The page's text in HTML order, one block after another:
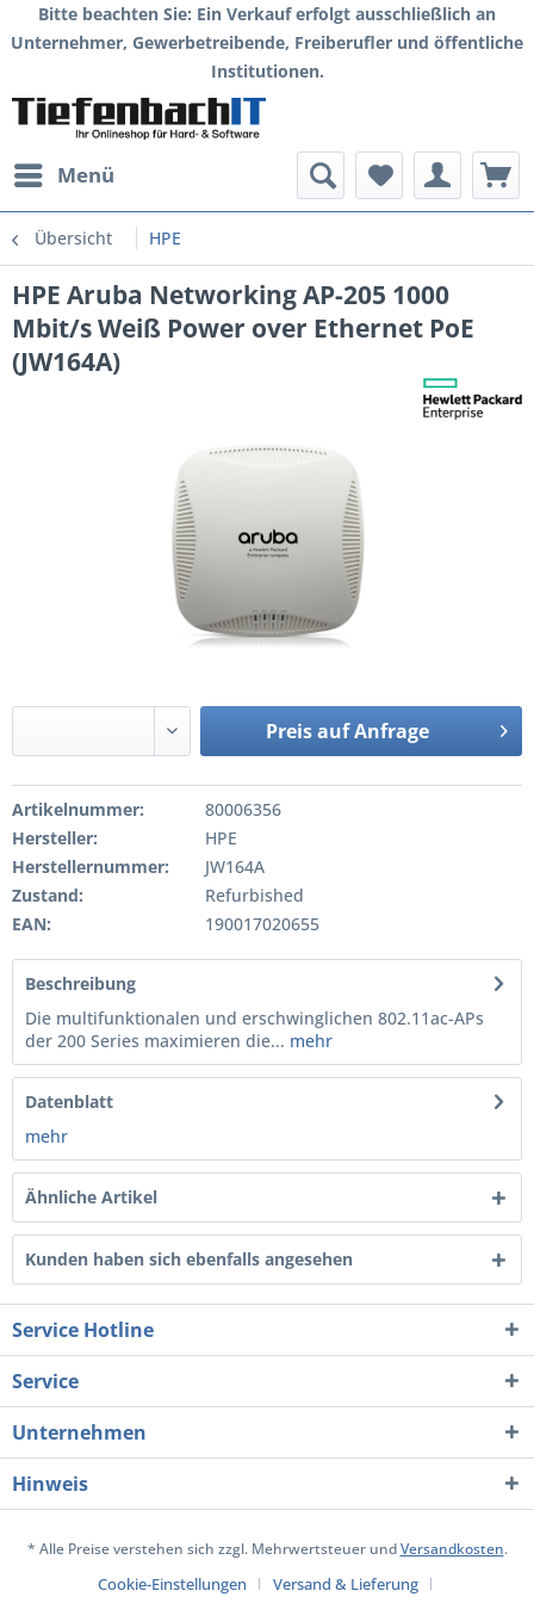
Bitte beachten Sie: Ein Verkauf erfolgt ausschließlich an
Unternehmer, Gewerbetreibende, Freiberufler und öffentliche
Institutionen.
Menü
Übersicht HPE
HPE Aruba Networking AP-205 1000
Mbit/s Weiß Power over Ethernet PoE
(JW164A)
Preis auf Anfrage
Artikelnummer:
80006356
Hersteller:
HPE
Herstellernummer:
JW164A
Zustand:
Refurbished
EAN:
190017020655
Beschreibung
Die multifunktionalen und erschwinglichen 802.11ac-APs
der 200 Series maximieren die... mehr
Datenblatt
mehr
Ähnliche Artikel
Kunden haben sich ebenfalls angesehen
Service Hotline
Service
Unternehmen
Hinweis
* Alle Preise verstehen sich zzgl. Mehrwertsteuer undVersandkosten.
Cookie-Einstellungen Versand & Lieferung